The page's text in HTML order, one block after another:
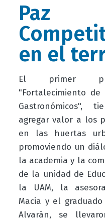
en el
El primer
"Fortalecimiento de
Gastronómicos",
agregar valor a los
en las huertas
promoviendo un
la academia y la
de la unidad de
la UAM, la
Macia y el
Alvarán, se